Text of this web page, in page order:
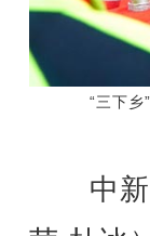
“三下乡”
中新